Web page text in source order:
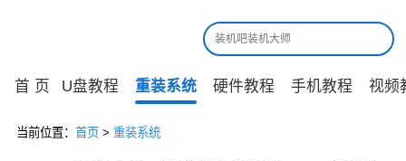
首 页 U盘教程 重装系统 硬件教程 手机教程 视频
当前位置： 首页 > 重装系统